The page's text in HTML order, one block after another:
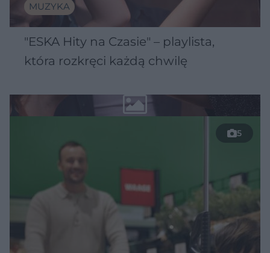
MUZYKA
"ESKA Hity na Czasie" – playlista,
która rozkręci każdą chwilę
5